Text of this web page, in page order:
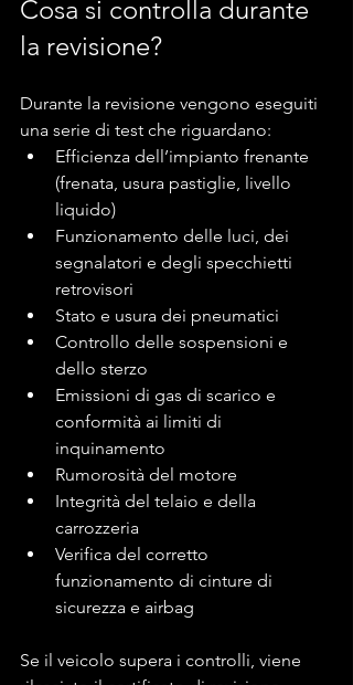
Cosa si controlla durante
la revisione?
Durante la revisione vengono eseguiti
una serie di test che riguardano:
Efficienza dell’impianto frenante
(frenata, usura pastiglie, livello
liquido)
Funzionamento delle luci, dei
segnalatori e degli specchietti
retrovisori
Stato e usura dei pneumatici
Controllo delle sospensioni e
dello sterzo
Emissioni di gas di scarico e
conformità ai limiti di
inquinamento
Rumorosità del motore
Integrità del telaio e della
carrozzeria
Verifica del corretto
funzionamento di cinture di
sicurezza e airbag
Se il veicolo supera i controlli, viene